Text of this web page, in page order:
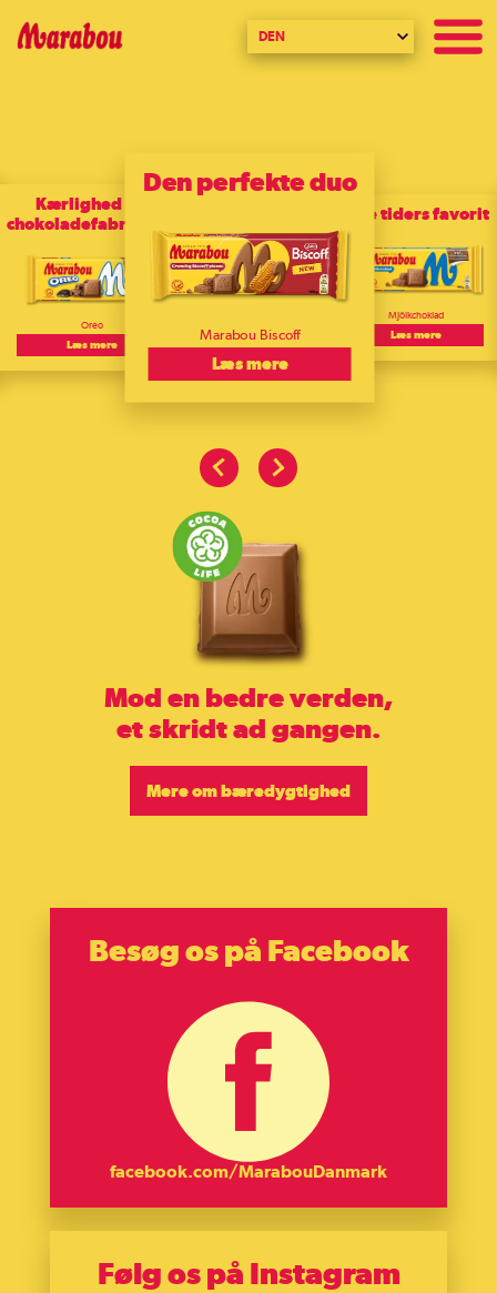
DEN
Kærlighed fra
chokoladefabrikken.
Oreo
Læs mere
Den perfekte duo
Marabou Biscoff
Læs mere
Alle tiders favorit
Mjölkchoklad
Læs mere
Mod en bedre verden,
et skridt ad gangen.
Mere om bæredygtighed
Besøg os på Facebook
facebook.com/MarabouDanmark
Følg os på Instagram